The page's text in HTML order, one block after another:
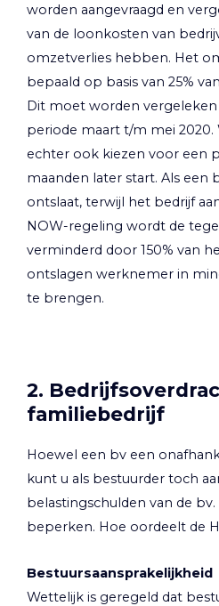
worden aangevraagd en
van de loonkosten van
omzetverlies hebben. Het
bepaald op basis van 25%
Dit moet worden
periode maart t/m mei 2020.
echter ook kiezen voor een
maanden later start. Als een
ontslaat, terwijl het bedrijf
NOW-regeling wordt de
verminderd door 150% van
ontslagen werknemer in
te brengen.
2.
familiebedrijf
Hoewel een bv een
kunt u als bestuurder toch
belastingschulden van de bv.
beperken. Hoe oordeelt de
Bestuursaansprakelijkheid
Wettelijk is geregeld dat